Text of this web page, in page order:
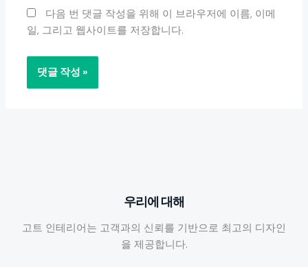
다음 번 댓글 작성을 위해 이 브라우저에 이름, 이메
일, 그리고 웹사이트를 저장합니다.
우리에 대해
고트 인테리어는 고객과의 신뢰를 기반으로 최고의 디자인
을 제공합니다.